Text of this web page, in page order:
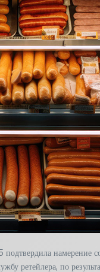
намерение
ретейлера, по